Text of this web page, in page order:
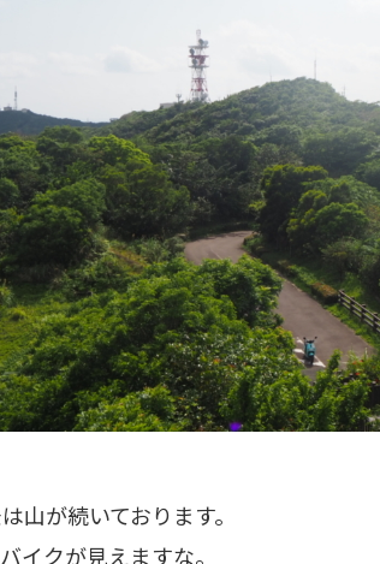
山が続いております。
イクが見えますな。